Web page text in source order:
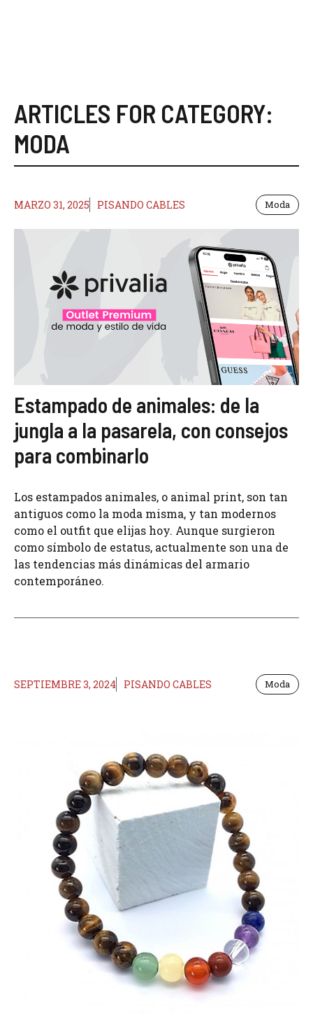
ARTICLES FOR CATEGORY:
MODA
MARZO 31, 2025 PISANDO CABLES Moda
Estampado de animales: de la
jungla a la pasarela, con consejos
para combinarlo
Los estampados animales, o animal print, son tan
antiguos como la moda misma, y tan modernos
como el outfit que elijas hoy. Aunque surgieron
como símbolo de estatus, actualmente son una de
las tendencias más dinámicas del armario
contemporáneo.
SEPTIEMBRE 3, 2024 PISANDO CABLES Moda